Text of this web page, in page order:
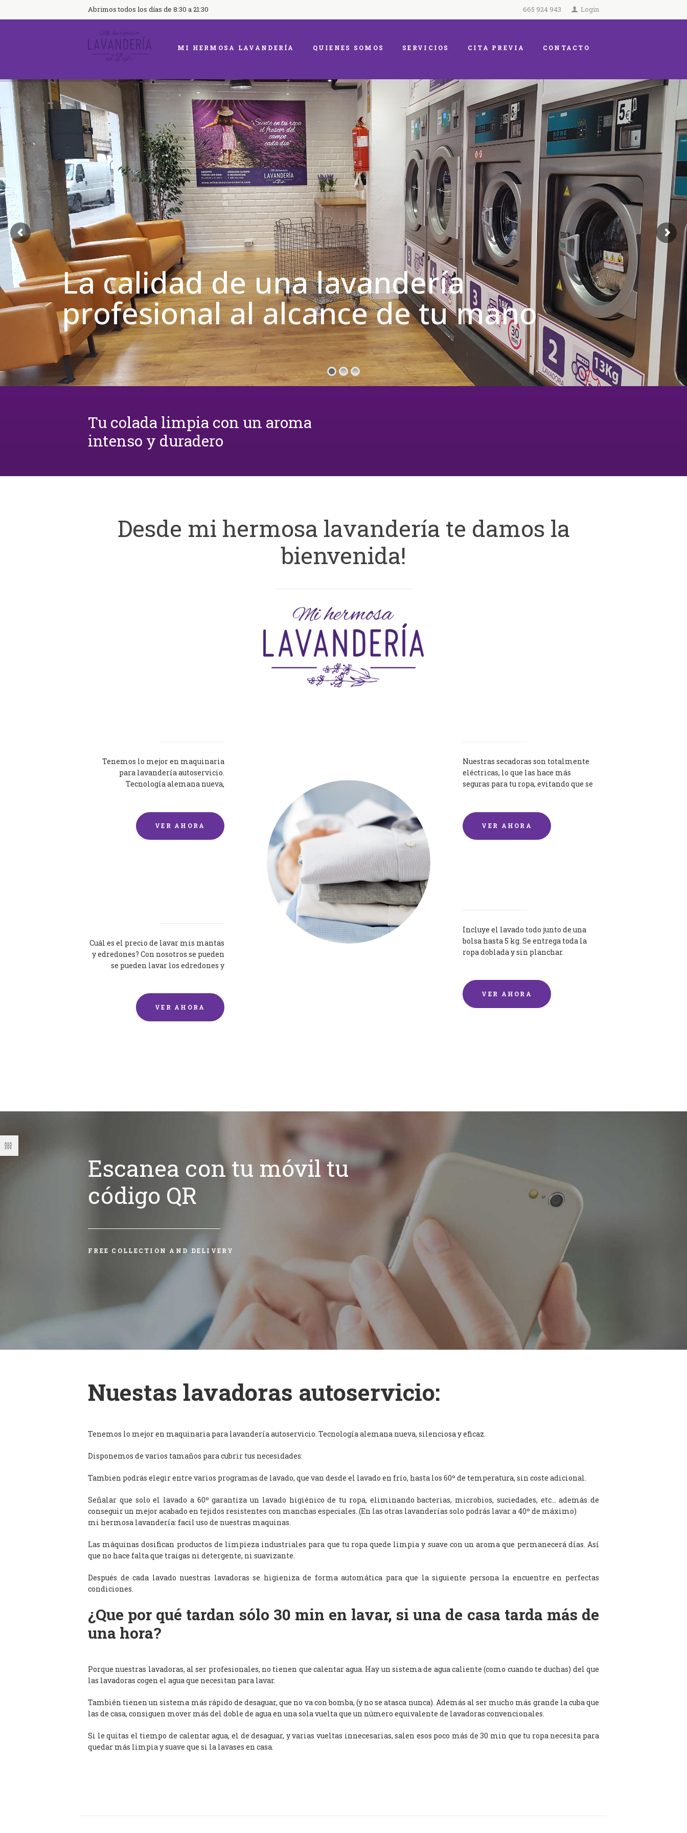
Abrimos todos los días de 8:30 a 21:30 665 924 943 Login
MI HERMOSA LAVANDERÍA QUIENES SOMOS SERVICIOS CITA PREVIA CONTACTO
La calidad de una lavandería
profesional al alcance de tu mano
Tu colada limpia con un aroma
intenso y duradero
Desde mi hermosa lavandería te damos la
bienvenida!
Tenemos lo mejor en maquinaria
para lavandería autoservicio.
Tecnología alemana nueva,
VER AHORA
Nuestras secadoras son totalmente
eléctricas, lo que las hace más
seguras para tu ropa, evitando que se
VER AHORA
Cuál es el precio de lavar mis mantas
y edredones? Con nosotros se pueden
se pueden lavar los edredones y
VER AHORA
Incluye el lavado todo junto de una
bolsa hasta 5 kg. Se entrega toda la
ropa doblada y sin planchar.
VER AHORA
Escanea con tu móvil tu
código QR
FREE COLLECTION AND DELIVERY
Nuestas lavadoras autoservicio:
Tenemos lo mejor en maquinaria para lavandería autoservicio. Tecnología alemana nueva, silenciosa y eficaz.
Disponemos de varios tamaños para cubrir tus necesidades:
Tambien podrás elegir entre varios programas de lavado, que van desde el lavado en frío, hasta los 60º de temperatura, sin coste adicional.
Señalar que solo el lavado a 60º garantiza un lavado higiénico de tu ropa, eliminando bacterias, microbios, suciedades, etc… además de
conseguir un mejor acabado en tejidos resistentes con manchas especiales. (En las otras lavanderías solo podrás lavar a 40º de máximo)
mi hermosa lavandería: facil uso de nuestras maquinas.
Las máquinas dosifican productos de limpieza industriales para que tu ropa quede limpia y suave con un aroma que permanecerá días. Así
que no hace falta que traigas ni detergente, ni suavizante.
Después de cada lavado nuestras lavadoras se higieniza de forma automática para que la siguiente persona la encuentre en perfectas
condiciones.
¿Que por qué tardan sólo 30 min en lavar, si una de casa tarda más de
una hora?
Porque nuestras lavadoras, al ser profesionales, no tienen que calentar agua. Hay un sistema de agua caliente (como cuando te duchas) del que
las lavadoras cogen el agua que necesitan para lavar.
También tienen un sistema más rápido de desaguar, que no va con bomba, (y no se atasca nunca). Además al ser mucho más grande la cuba que
las de casa, consiguen mover más del doble de agua en una sola vuelta que un número equivalente de lavadoras convencionales.
Si le quitas el tiempo de calentar agua, el de desaguar, y varias vueltas innecesarias, salen esos poco más de 30 min que tu ropa necesita para
quedar más limpia y suave que si la lavases en casa.